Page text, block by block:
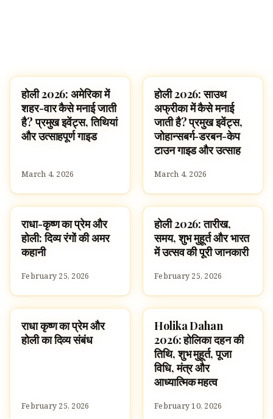
FESTIVALS
होली 2026: अमेरिका में
शहर-वार कैसे मनाई जाती
है? प्रमुख इवेंट्स, तिथियां
और उत्साहपूर्ण गाइड
March 4, 2026
FESTIVALS
होली 2026: साउथ
अफ्रीका में कैसे मनाई
जाती है? प्रमुख इवेंट्स,
जोहान्सबर्ग-डरबन-केप
टाउन गाइड और उत्साह
March 4, 2026
FESTIVALS
राधा-कृष्ण का प्रेम और
होली: दिव्य रंगों की अमर
कहानी
February 25, 2026
FESTIVALS
होली 2026: तारीख,
समय, शुभ मुहूर्त और भारत
में उत्सव की पूरी जानकारी
February 25, 2026
FESTIVALS
राधा कृष्ण का प्रेम और
होली का दिव्य संबंध
February 25, 2026
FESTIVALS
Holika Dahan
2026: होलिका दहन की
तिथि, शुभ मुहूर्त, पूजा
विधि, मंत्र और
आध्यात्मिक महत्व
February 10, 2026